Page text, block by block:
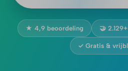
★ 4,9 beoordeling 🤝
✓ Gratis &